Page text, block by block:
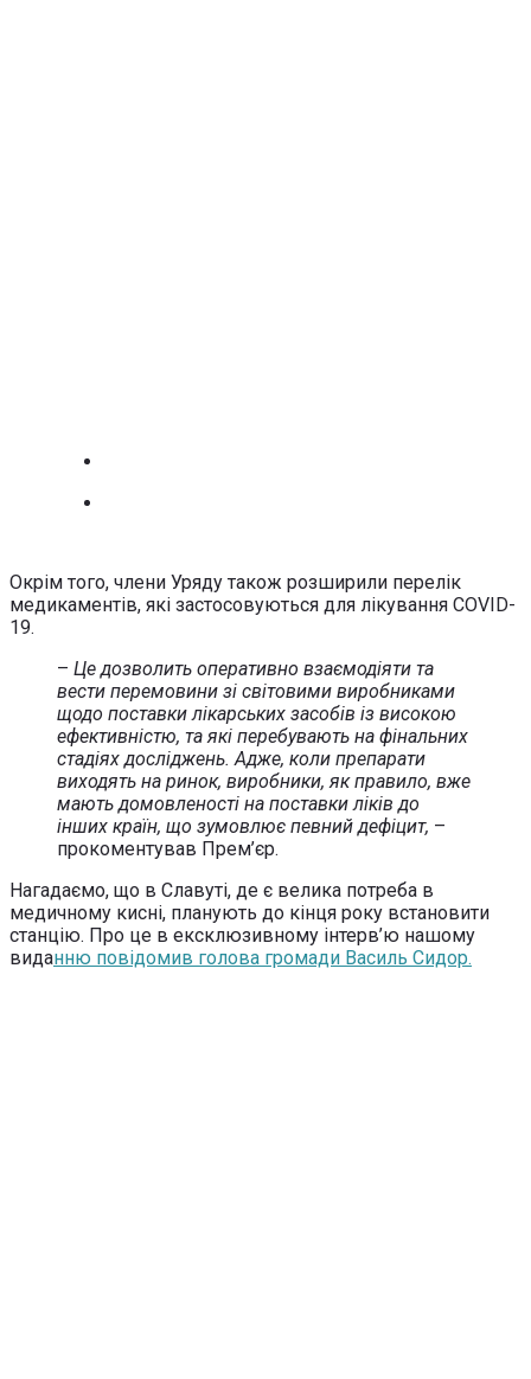
Окрім того, члени Уряду також розширили перелік
медикаментів, які застосовуються для лікування COVID-
19.
– Це дозволить оперативно взаємодіяти та
вести перемовини зі світовими виробниками
щодо поставки лікарських засобів із високою
ефективністю, та які перебувають на фінальних
стадіях досліджень. Адже, коли препарати
виходять на ринок, виробники, як правило, вже
мають домовленості на поставки ліків до
інших країн, що зумовлює певний дефіцит, –
прокоментував Прем’єр.
Нагадаємо, що в Славуті, де є велика потреба в
медичному кисні, планують до кінця року встановити
станцію. Про це в ексклюзивному інтерв’ю нашому
виданню повідомив голова громади Василь Сидор.